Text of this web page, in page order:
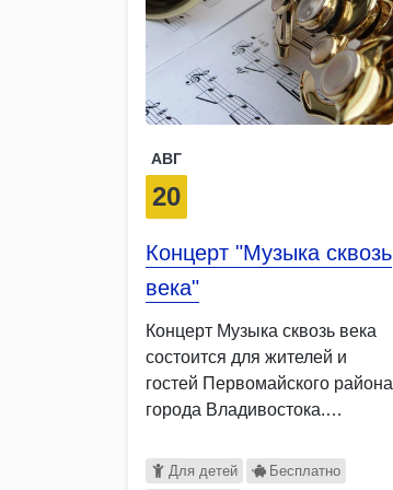
АВГ
20
Концерт "Музыка сквозь
века"
Концерт Музыка сквозь века
состоится для жителей и
гостей Первомайского района
города Владивостока.
Для детей Бесплатно